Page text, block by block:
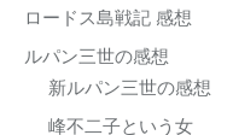
ロードス島戦記 感想
ルパン三世の感想
新ルパン三世の感想
峰不二子という女